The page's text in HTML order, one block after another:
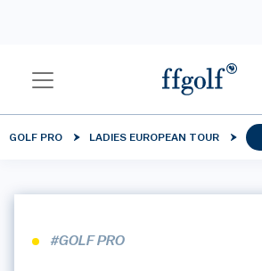
GOLF PRO LADIES EUROPEAN TOUR
#GOLF PRO